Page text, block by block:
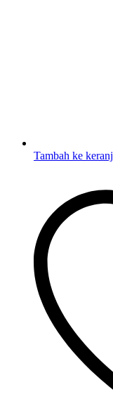
Tambah ke